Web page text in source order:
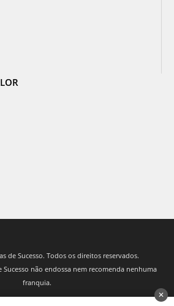
de Sucesso. Todos os direitos reservados.
Sucesso não endossa nem recomenda nenhuma
franquia.
✕